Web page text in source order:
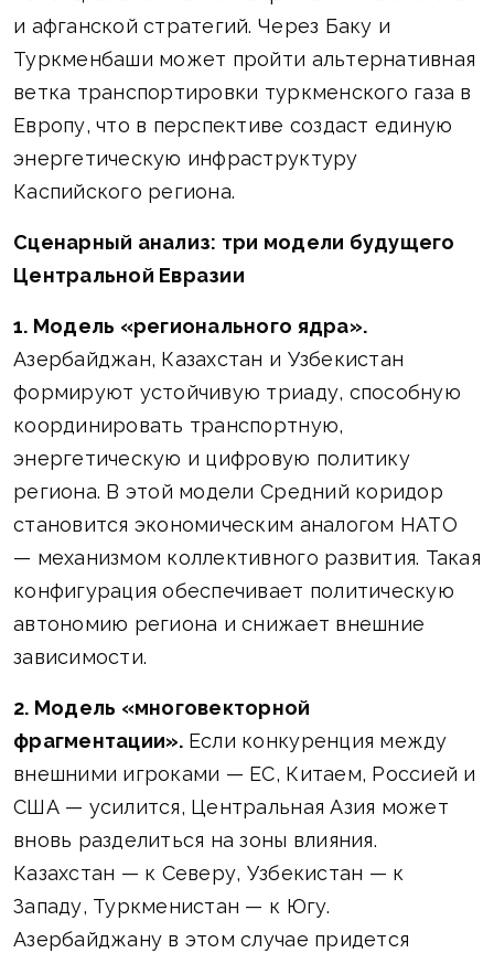
и афганской стратегий. Через Баку и
Туркменбаши может пройти альтернативная
ветка транспортировки туркменского газа в
Европу, что в перспективе создаст единую
энергетическую инфраструктуру
Каспийского региона.
Сценарный анализ: три модели будущего
Центральной Евразии
1. Модель «регионального ядра».
Азербайджан, Казахстан и Узбекистан
формируют устойчивую триаду, способную
координировать транспортную,
энергетическую и цифровую политику
региона. В этой модели Средний коридор
становится экономическим аналогом НАТО
— механизмом коллективного развития. Такая
конфигурация обеспечивает политическую
автономию региона и снижает внешние
зависимости.
2. Модель «многовекторной
фрагментации». Если конкуренция между
внешними игроками — ЕС, Китаем, Россией и
США — усилится, Центральная Азия может
вновь разделиться на зоны влияния.
Казахстан — к Северу, Узбекистан — к
Западу, Туркменистан — к Югу.
Азербайджану в этом случае придется